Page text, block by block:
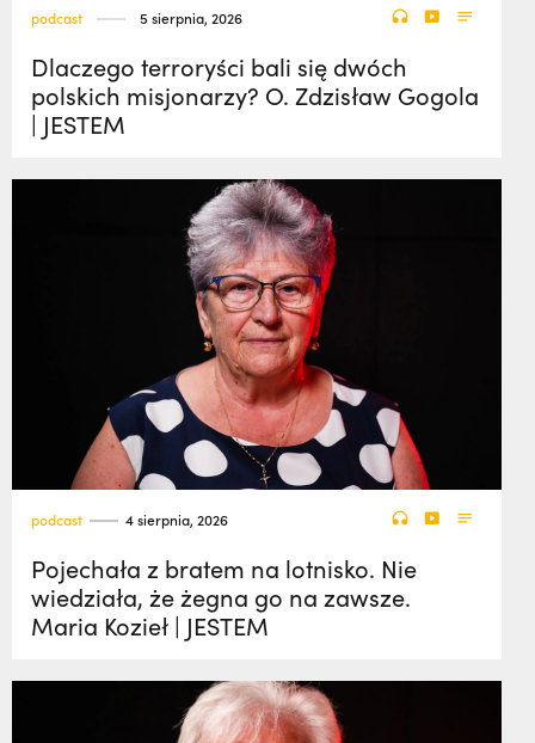
podcast 5 sierpnia, 2026
Dlaczego terroryści bali się dwóch
polskich misjonarzy? O. Zdzisław Gogola
| JESTEM
podcast 4 sierpnia, 2026
Pojechała z bratem na lotnisko. Nie
wiedziała, że żegna go na zawsze.
Maria Kozieł | JESTEM